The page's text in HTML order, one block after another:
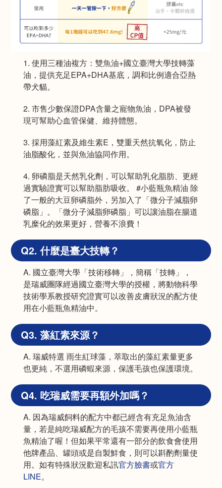
1. 使用三種油複方：雙魚油+國立臺灣大學技轉藻
油，提供充足EPA+DHA基底，調和比例適合亞熱
帶犬貓。
2. 市售少數保證DPA含量之寵物魚油，DPA被發
現可幫助心血管保健、維持體態。
3. 採用藻紅素及維生素E，雙重天然抗氧化，防止
油脂酸化，並與魚油協同作用。
4. 卵磷脂是天然乳化劑，可以幫助乳化脂肪、更經
過實驗證實可以幫助脂肪吸收。 #小藍瓶魚精油 除
了一般的大豆卵磷脂外，另加入了「微分子減脂卵
磷脂」。「微分子減脂卵磷脂」可以讓油脂在腸道
乳糜化的效果更好，營養不浪費！
Q2. 什麼是臺大技轉？
A. 國立臺灣大學「技術移轉」，簡稱「技轉」，
是瑞威團隊經過國立臺灣大學的授權，將動物科學
技術學系教授研究證實可以改善皮膚狀況的配方使
用在小藍瓶魚精油中。
Q3. 藻紅素來源？
A. 瑞威特選 雨生紅球藻，萃取出的藻紅素量更多
也更純，不選用磷蝦來源，保護毛孩也保護環境。
Q4. 吃瑞威需要再額外加嗎？
A. 因為瑞威飼料的配方中都已經含有充足魚油含
量，若是純吃瑞威配方的毛孩不需要再使用小藍瓶
魚精油了喔！但如果平常還有一部分的飲食會使用
他牌產品、罐頭或是自製鮮食，則可以斟酌劑量使
用。如有特殊狀況歡迎私訊官方臉書或官方
LINE。